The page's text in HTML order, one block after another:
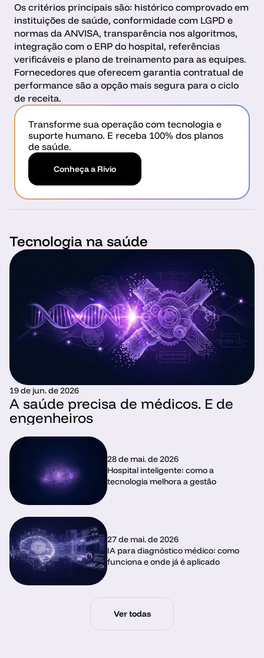
Os critérios principais são: histórico comprovado em
instituições de saúde, conformidade com LGPD e
normas da ANVISA, transparência nos algoritmos,
integração com o ERP do hospital, referências
verificáveis e plano de treinamento para as equipes.
Fornecedores que oferecem garantia contratual de
performance são a opção mais segura para o ciclo
de receita.
Transforme sua operação com tecnologia e
suporte humano. E receba 100% dos planos
de saúde.
Conheça a Rivio
Tecnologia na saúde
19 de jun. de 2026
A saúde precisa de médicos. E de
engenheiros
28 de mai. de 2026
Hospital inteligente: como a
tecnologia melhora a gestão
27 de mai. de 2026
IA para diagnóstico médico: como
funciona e onde já é aplicado
Ver todas